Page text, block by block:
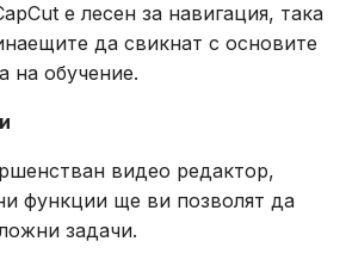
е лесен за навигация, така
да свикнат с основите
на обучение.
видео редактор,
функции ще ви позволят да
задачи.